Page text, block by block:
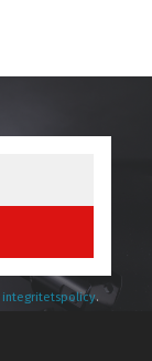
integritetspolicy.